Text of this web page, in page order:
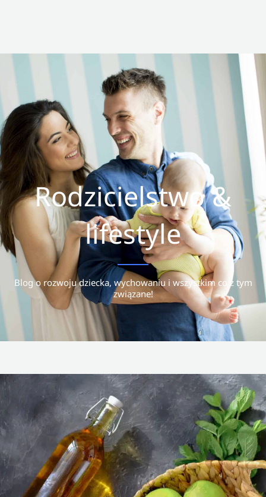
Rodzicielstwo &
lifestyle
Blog o rozwoju dziecka, wychowaniu i wszystkim co z tym
związane!